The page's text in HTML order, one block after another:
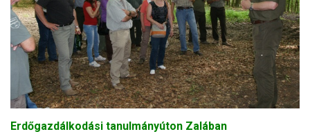
Erdőgazdálkodási tanulmányúton Zalában